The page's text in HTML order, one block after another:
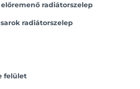
előremenő radiátorszelep
sarok radiátorszelep
felület